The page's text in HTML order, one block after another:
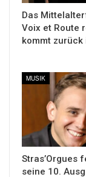
Das
Voix et Route
kommt zurück
MUSIK
Stras’Orgues
seine 10.